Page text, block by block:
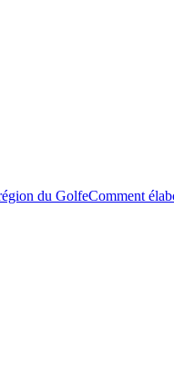
du GolfeComment